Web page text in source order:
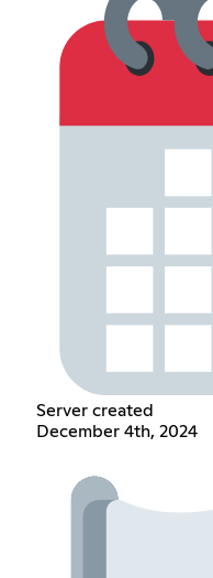
Server created
December 4th, 2024